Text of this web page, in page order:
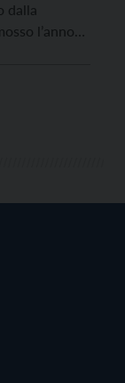
dalla
l’anno